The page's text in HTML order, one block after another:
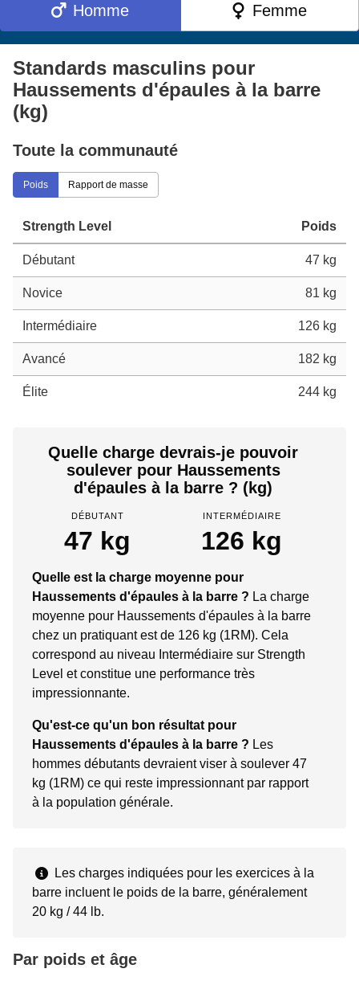
Homme Femme
Standards masculins pour
Haussements d'épaules à la barre
(kg)
Toute la communauté
Poids Rapport de masse
Strength Level Poids
Débutant 47 kg
Novice 81 kg
Intermédiaire 126 kg
Avancé 182 kg
Élite 244 kg
Quelle charge devrais-je pouvoir
soulever pour Haussements
d'épaules à la barre ? (kg)
DÉBUTANT
47 kg
INTERMÉDIAIRE
126 kg
Quelle est la charge moyenne pour
Haussements d'épaules à la barre ? La charge
moyenne pour Haussements d'épaules à la barre
chez un pratiquant est de 126 kg (1RM). Cela
correspond au niveau Intermédiaire sur Strength
Level et constitue une performance très
impressionnante.
Qu'est-ce qu'un bon résultat pour
Haussements d'épaules à la barre ? Les
hommes débutants devraient viser à soulever 47
kg (1RM) ce qui reste impressionnant par rapport
à la population générale.
Les charges indiquées pour les exercices à la
barre incluent le poids de la barre, généralement
20 kg / 44 lb.
Par poids et âge